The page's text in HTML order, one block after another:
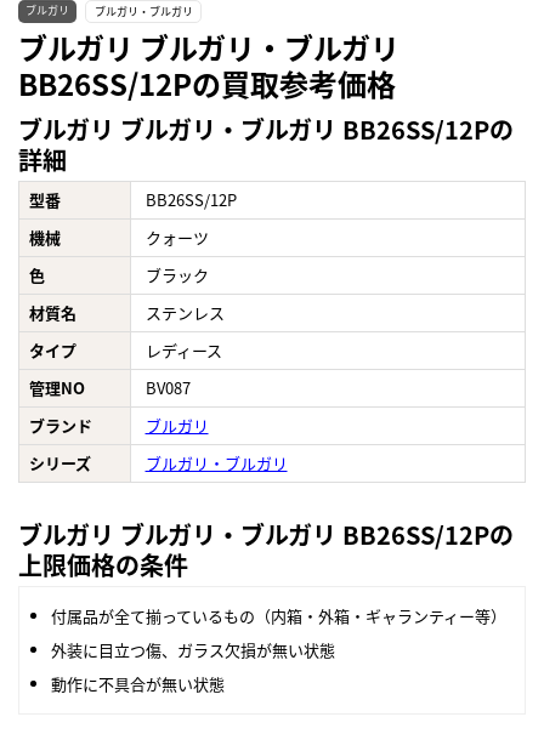
ブルガリ ブルガリ・ブルガリ
ブルガリ ブルガリ・ブルガリ
BB26SS/12Pの買取参考価格
ブルガリ ブルガリ・ブルガリ BB26SS/12Pの
詳細
型番
BB26SS/12P
機械
クォーツ
色
ブラック
材質名
ステンレス
タイプ
レディース
管理NO
BV087
ブランド
ブルガリ
シリーズ
ブルガリ・ブルガリ
ブルガリ ブルガリ・ブルガリ BB26SS/12Pの
上限価格の条件
付属品が全て揃っているもの（内箱・外箱・ギャランティー等）
外装に目立つ傷、ガラス欠損が無い状態
動作に不具合が無い状態